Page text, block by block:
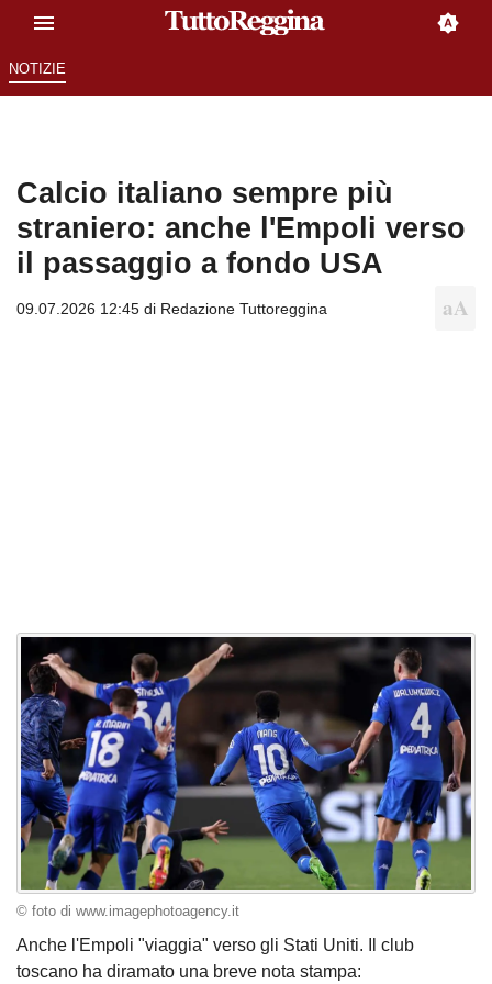
NOTIZIE
Calcio italiano sempre più
straniero: anche l'Empoli verso
il passaggio a fondo USA
09.07.2026 12:45 di Redazione Tuttoreggina
© foto di www.imagephotoagency.it
Anche l'Empoli "viaggia" verso gli Stati Uniti. Il club
toscano ha diramato una breve nota stampa: